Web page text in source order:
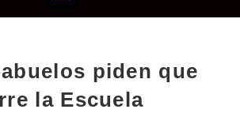
piden que
la Escuela